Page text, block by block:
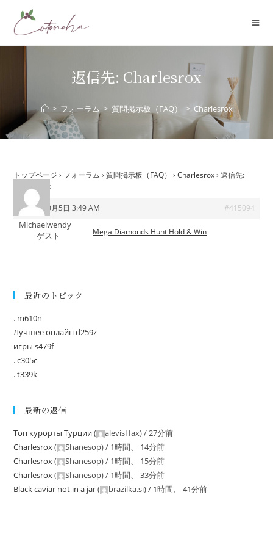
返信先: Charlesrox
> フォーラム > 質問掲示板（FAQ） > Charlesrox
トップページ › フォーラム › 質問掲示板（FAQ） › Charlesrox › 返信先:
Charlesrox
2025年10月5日 3:49 AM #415094
Michaelwendy
ゲスト
Mega Diamonds Hunt Hold & Win
最近のトピック
. m610n
Лучшее онлайн d259z
игры s479f
. c305c
. t339k
最新の返信
Tоп курорты Tурции( alevisHax) /27分前
Charlesrox( Shanesop) / 1時間、 14分前
Charlesrox( Shanesop) / 1時間、 15分前
Charlesrox( Shanesop) / 1時間、 33分前
Black caviar not in a jar( brazilka.si) / 1時間、 41分前